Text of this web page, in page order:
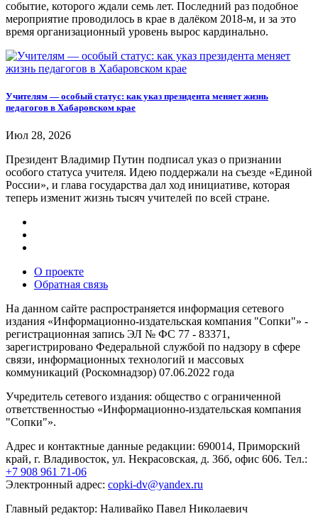
событие, которого ждали семь лет. Последний раз подобное
мероприятие проводилось в крае в далёком 2018-м, и за это
время организационный уровень вырос кардинально.
Учителям — особый статус: как указ президента меняет жизнь
педагогов в Хабаровском крае
Июл 28, 2026
Президент Владимир Путин подписал указ о признании
особого статуса учителя. Идею поддержали на съезде «Единой
России», и глава государства дал ход инициативе, которая
теперь изменит жизнь тысяч учителей по всей стране.
О проекте
Обратная связь
На данном сайте распространяется информация сетевого
издания «Информационно-издательская компания "Сопки"» -
регистрационная запись ЭЛ № ФС 77 - 83371,
зарегистрировано Федеральной службой по надзору в сфере
связи, информационных технологий и массовых
коммуникаций (Роскомнадзор) 07.06.2022 года
Учредитель сетевого издания: общество с ограниченной
ответственностью «Информационно-издательская компания
"Сопки"».
Адрес и контактные данные редакции: 690014, Приморский
край, г. Владивосток, ул. Некрасовская, д. 36б, офис 606. Тел.:
+7 908 961 71-06
Электронный адрес: copki-dv@yandex.ru
Главный редактор: Наливайко Павел Николаевич